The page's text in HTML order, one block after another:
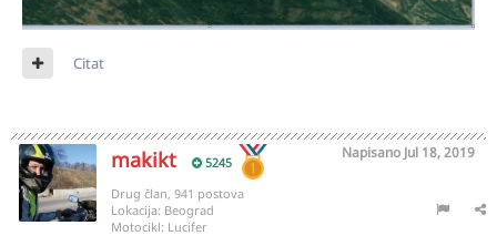
Citat
makikt 5245
Napisano Jul 18, 2019
Drug član, 941 postova
Lokacija: Beograd
Motocikl: Lucifer